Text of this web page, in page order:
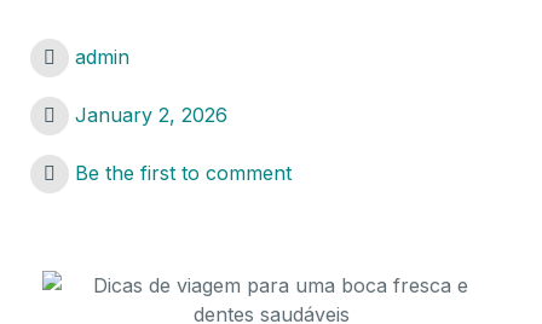
admin
January 2, 2026
Be the first to comment